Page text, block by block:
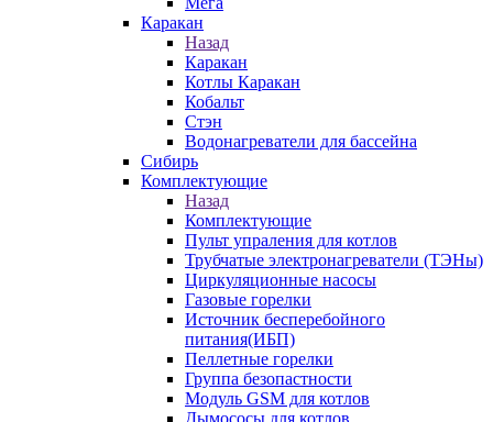
Каракан
Назад
Каракан
Котлы Каракан
Кобальт
Стэн
Водонагреватели для бассейна
Сибирь
Комплектующие
Назад
Комплектующие
Пульт упраления для котлов
Трубчатые электронагреватели (ТЭНы)
Циркуляционные насосы
Газовые горелки
Источник бесперебойного
питания(ИБП)
Пеллетные горелки
Группа безопастности
Модуль GSM для котлов
Дымососы для котлов